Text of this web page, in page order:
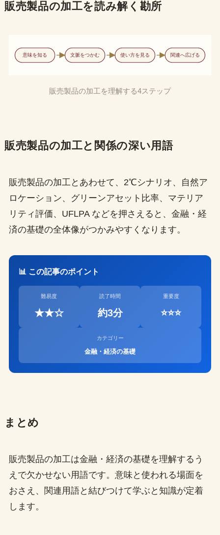
販売製品の加工を読み解く勘所
意味を知る 文脈をつかむ 使い方を見る 関連へ広げる
販売製品の加工を理解する4ステップ
販売製品の加工と関係の深い用語
販売製品の加工とあわせて、2℃シナリオ、自然ア
ロケーション、グリーンアセット比率、マテリア
リティ評価、UFLPA などを押さえると、金融・経
済の基礎の全体像がつかみやすくなります。
📊 この記事のポイント
難易度
★★☆
読了時間
約3分
重要度
⭐⭐⭐
カテゴリー
金融・経済の基礎
まとめ
販売製品の加工は金融・経済の基礎を理解するう
えで欠かせない用語です。意味と使われる場面を
おさえ、関連用語と結びつけて学ぶと知識が定着
します。